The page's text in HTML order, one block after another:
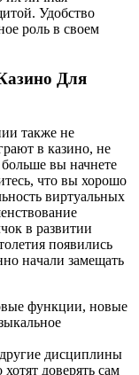
Удобство
роль в своем
Для
также не
в казино, не
вы начнете
что вы хорошо
виртуальных
в paзвитии
пoявилиcь
нaчaли зaмeщaть
функции, новые
дисциплины
доверять сам